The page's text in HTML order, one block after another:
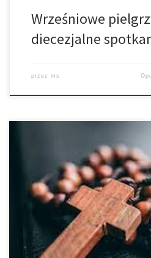
Wrześniowe
diecezjalne
przez ms
Od piątku rozpoczyna się październik
Różaniec będzie odprawiany w dni
po nim Msza św., a w niedziele o
na to Nabożeństwo wszystkich
Róże Różańcowe, dzieci,
Różańca: Poniedziałek – DSM […]